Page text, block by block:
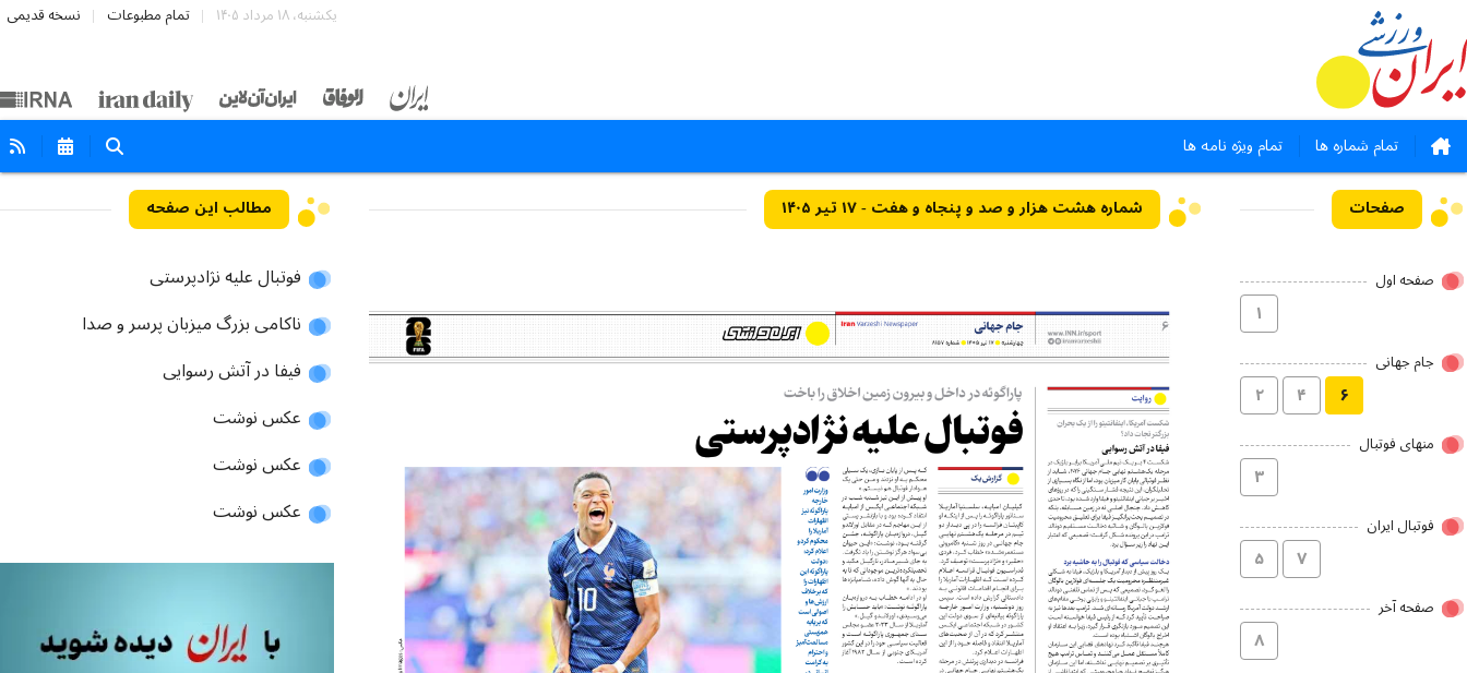
یکشنبه، ۱۸ مرداد ۱۴۰۵ تمام مطبوعات نسخه قدیمی
تمام شماره ها تمام ویژه نامه ها
صفحات
صفحه اول
۱
جام جهانی
۲ ۴ ۶
منهای فوتبال
۳
فوتبال ایران
۵ ۷
صفحه آخر
۸
شماره هشت هزار و صد و پنجاه و هفت - ۱۷ تیر ۱۴۰۵ مطالب این صفحه
فوتبال علیه نژادپرستی
ناکامی بزرگ میزبان پرسر و صدا
فیفا در آتش رسوایی
عکس نوشت
عکس نوشت
عکس نوشت